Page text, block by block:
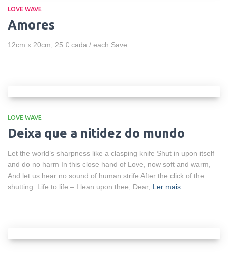
LOVE WAVE
Amores
12cm x 20cm, 25 € cada / each Save
LOVE WAVE
Deixa que a nitidez do mundo
Let the world’s sharpness like a clasping knife Shut in upon itself
and do no harm In this close hand of Love, now soft and warm,
And let us hear no sound of human strife After the click of the
shutting. Life to life – I lean upon thee, Dear, Ler mais…